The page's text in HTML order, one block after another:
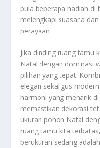
pula beberapa hadiah
melengkapi suasana
perayaan.
Jika dinding ruang tamu
Natal dengan dominasi
pilihan yang tepat.
elegan sekaligus
harmoni yang menarik
memastikan dekorasi
ukuran pohon Natal
ruang tamu kita
berukuran sedang